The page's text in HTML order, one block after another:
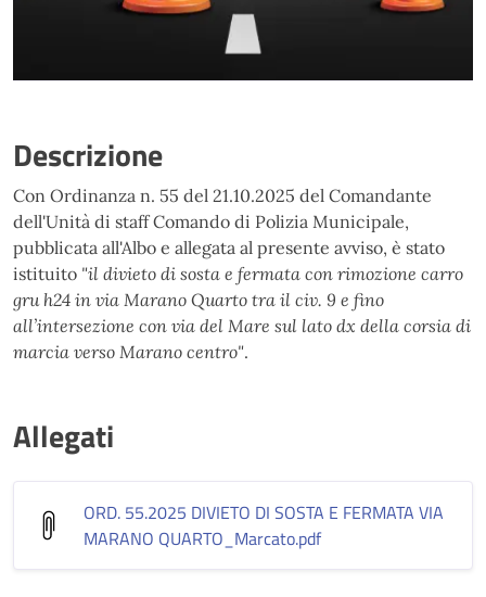
Descrizione
Con Ordinanza n. 55 del 21.10.2025 del Comandante
dell'Unità di staff Comando di Polizia Municipale,
pubblicata all'Albo e allegata al presente avviso, è stato
istituito "il divieto di sosta e fermata con rimozione carro
gru h24 in via Marano Quarto tra il civ. 9 e fino
all’intersezione con via del Mare sul lato dx della corsia di
marcia verso Marano centro".
Allegati
ORD. 55.2025 DIVIETO DI SOSTA E FERMATA VIA
MARANO QUARTO_Marcato.pdf